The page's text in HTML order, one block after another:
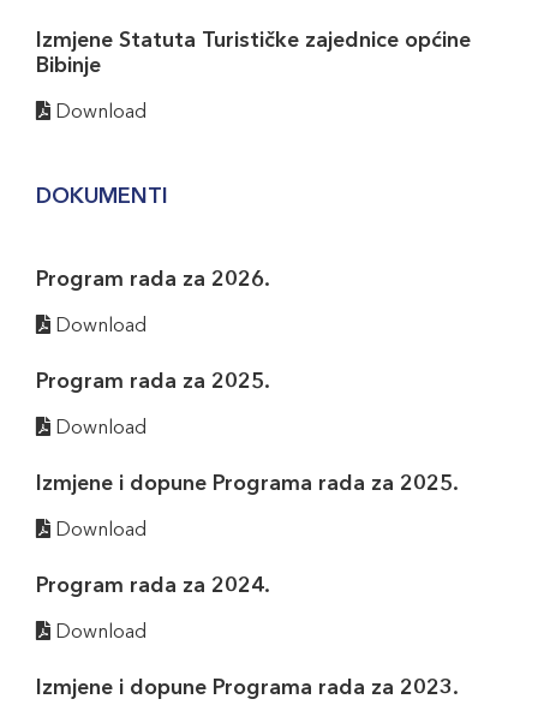
Izmjene Statuta Turističke zajednice općine
Bibinje
Download
DOKUMENTI
Program rada za 2026.
Download
Program rada za 2025.
Download
Izmjene i dopune Programa rada za 2025.
Download
Program rada za 2024.
Download
Izmjene i dopune Programa rada za 2023.